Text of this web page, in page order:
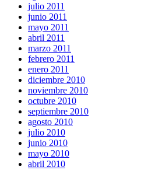
julio 2011
junio 2011
mayo 2011
abril 2011
marzo 2011
febrero 2011
enero 2011
diciembre 2010
noviembre 2010
octubre 2010
septiembre 2010
agosto 2010
julio 2010
junio 2010
mayo 2010
abril 2010